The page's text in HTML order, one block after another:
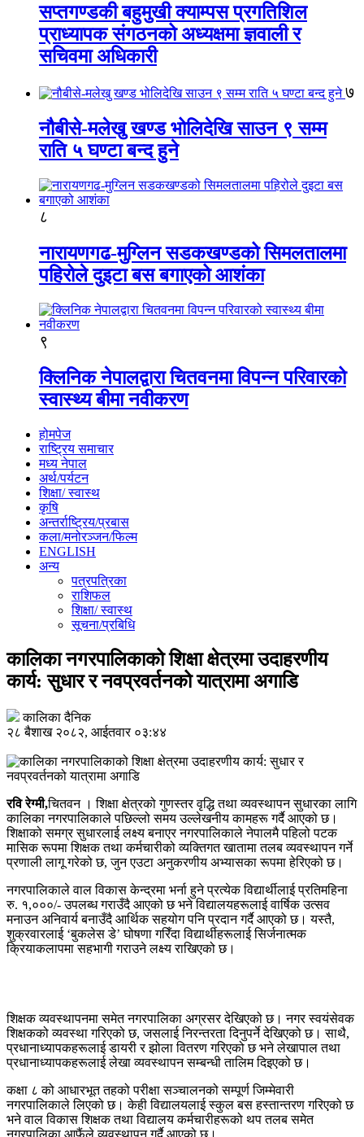
सप्तगण्डकी बहुमुखी क्याम्पस प्रगतिशिल
प्राध्यापक संगठनको अध्यक्षमा ज्ञवाली र
सचिवमा अधिकारी
७
नौबीसे-मलेखु खण्ड भोलिदेखि साउन ९ सम्म
राति ५ घण्टा बन्द हुने
८
नारायणगढ-मुग्लिन सडकखण्डको सिमलतालमा
पहिरोले दुइटा बस बगाएको आशंका
९
क्लिनिक नेपालद्वारा चितवनमा विपन्न परिवारको
स्वास्थ्य बीमा नवीकरण
होमपेज
राष्ट्रिय समाचार
मध्य नेपाल
अर्थ/पर्यटन
शिक्षा/ स्वास्थ
कृषि
अन्तर्राष्ट्रिय/प्रबास
कला/मनोरञ्जन/फिल्म
ENGLISH
अन्य
पत्रपत्रिका
राशिफल
शिक्षा/ स्वास्थ
सूचना/प्रबिधि
कालिका नगरपालिकाको शिक्षा क्षेत्रमा उदाहरणीय
कार्य: सुधार र नवप्रवर्तनको यात्रामा अगाडि
कालिका दैनिक
२८ बैशाख २०८२, आईतवार ०३:४४
रवि रेग्मी,चितवन । शिक्षा क्षेत्रको गुणस्तर वृद्धि तथा व्यवस्थापन सुधारका लागि
कालिका नगरपालिकाले पछिल्लो समय उल्लेखनीय कामहरू गर्दै आएको छ।
शिक्षाको समग्र सुधारलाई लक्ष्य बनाएर नगरपालिकाले नेपालमै पहिलो पटक
मासिक रूपमा शिक्षक तथा कर्मचारीको व्यक्तिगत खातामा तलब व्यवस्थापन गर्ने
प्रणाली लागू गरेको छ, जुन एउटा अनुकरणीय अभ्यासका रूपमा हेरिएको छ।
नगरपालिकाले वाल विकास केन्द्रमा भर्ना हुने प्रत्येक विद्यार्थीलाई प्रतिमहिना
रु. १,०००/- उपलब्ध गराउँदै आएको छ भने विद्यालयहरूलाई वार्षिक उत्सव
मनाउन अनिवार्य बनाउँदै आर्थिक सहयोग पनि प्रदान गर्दै आएको छ। यस्तै,
शुक्रवारलाई ‘बुकलेस डे’ घोषणा गरिँदा विद्यार्थीहरूलाई सिर्जनात्मक
क्रियाकलापमा सहभागी गराउने लक्ष्य राखिएको छ।
शिक्षक व्यवस्थापनमा समेत नगरपालिका अग्रसर देखिएको छ। नगर स्वयंसेवक
शिक्षकको व्यवस्था गरिएको छ, जसलाई निरन्तरता दिनुपर्ने देखिएको छ। साथै,
प्रधानाध्यापकहरूलाई डायरी र झोला वितरण गरिएको छ भने लेखापाल तथा
प्रधानाध्यापकहरूलाई लेखा व्यवस्थापन सम्बन्धी तालिम दिइएको छ।
कक्षा ८ को आधारभूत तहको परीक्षा सञ्चालनको सम्पूर्ण जिम्मेवारी
नगरपालिकाले लिएको छ। केही विद्यालयलाई स्कुल बस हस्तान्तरण गरिएको छ
भने वाल विकास शिक्षक तथा विद्यालय कर्मचारीहरूको थप तलब समेत
नगरपालिका आफैंले व्यवस्थापन गर्दै आएको छ।